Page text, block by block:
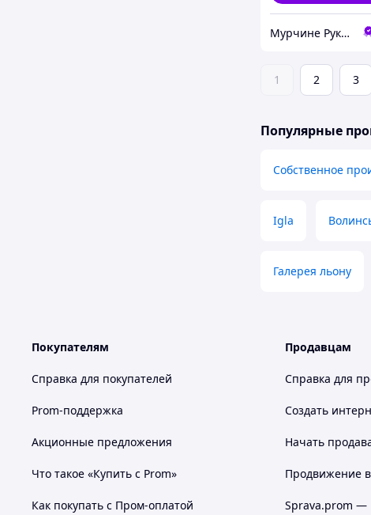
Мурчине Рукоділля - супермаркет рукоділля !!!
1 2 3
Популярные
Собственное
Igla
Галерея льону
Покупателям
Справка для покупателей
Prom-поддержка
Акционные предложения
Что такое «Купить с Prom»
Как покупать с Пром-оплатой
Продавцам
Справка для
Создать
Начать
Продвижение в
Sprava.prom —